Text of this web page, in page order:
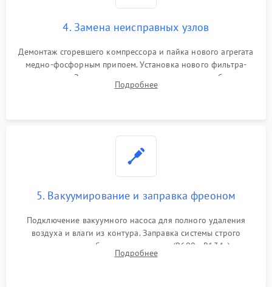
4. Замена неисправных узлов
Демонтаж сгоревшего компрессора и пайка нового агрегата
медно-фосфорным припоем. Установка нового фильтра-
осушителя. Замена изношенных вентиляторов обдува,
сломанных заслонок или поврежденных дверных петель.
Подробнее
5. Вакуумирование и заправка фреоном
Подключение вакуумного насоса для полного удаления
воздуха и влаги из контура. Заправка системы строго
дозированным объемом хладагента (R600a, R134a) по
электронным весам. Контроль рабочего давления в системе.
Подробнее